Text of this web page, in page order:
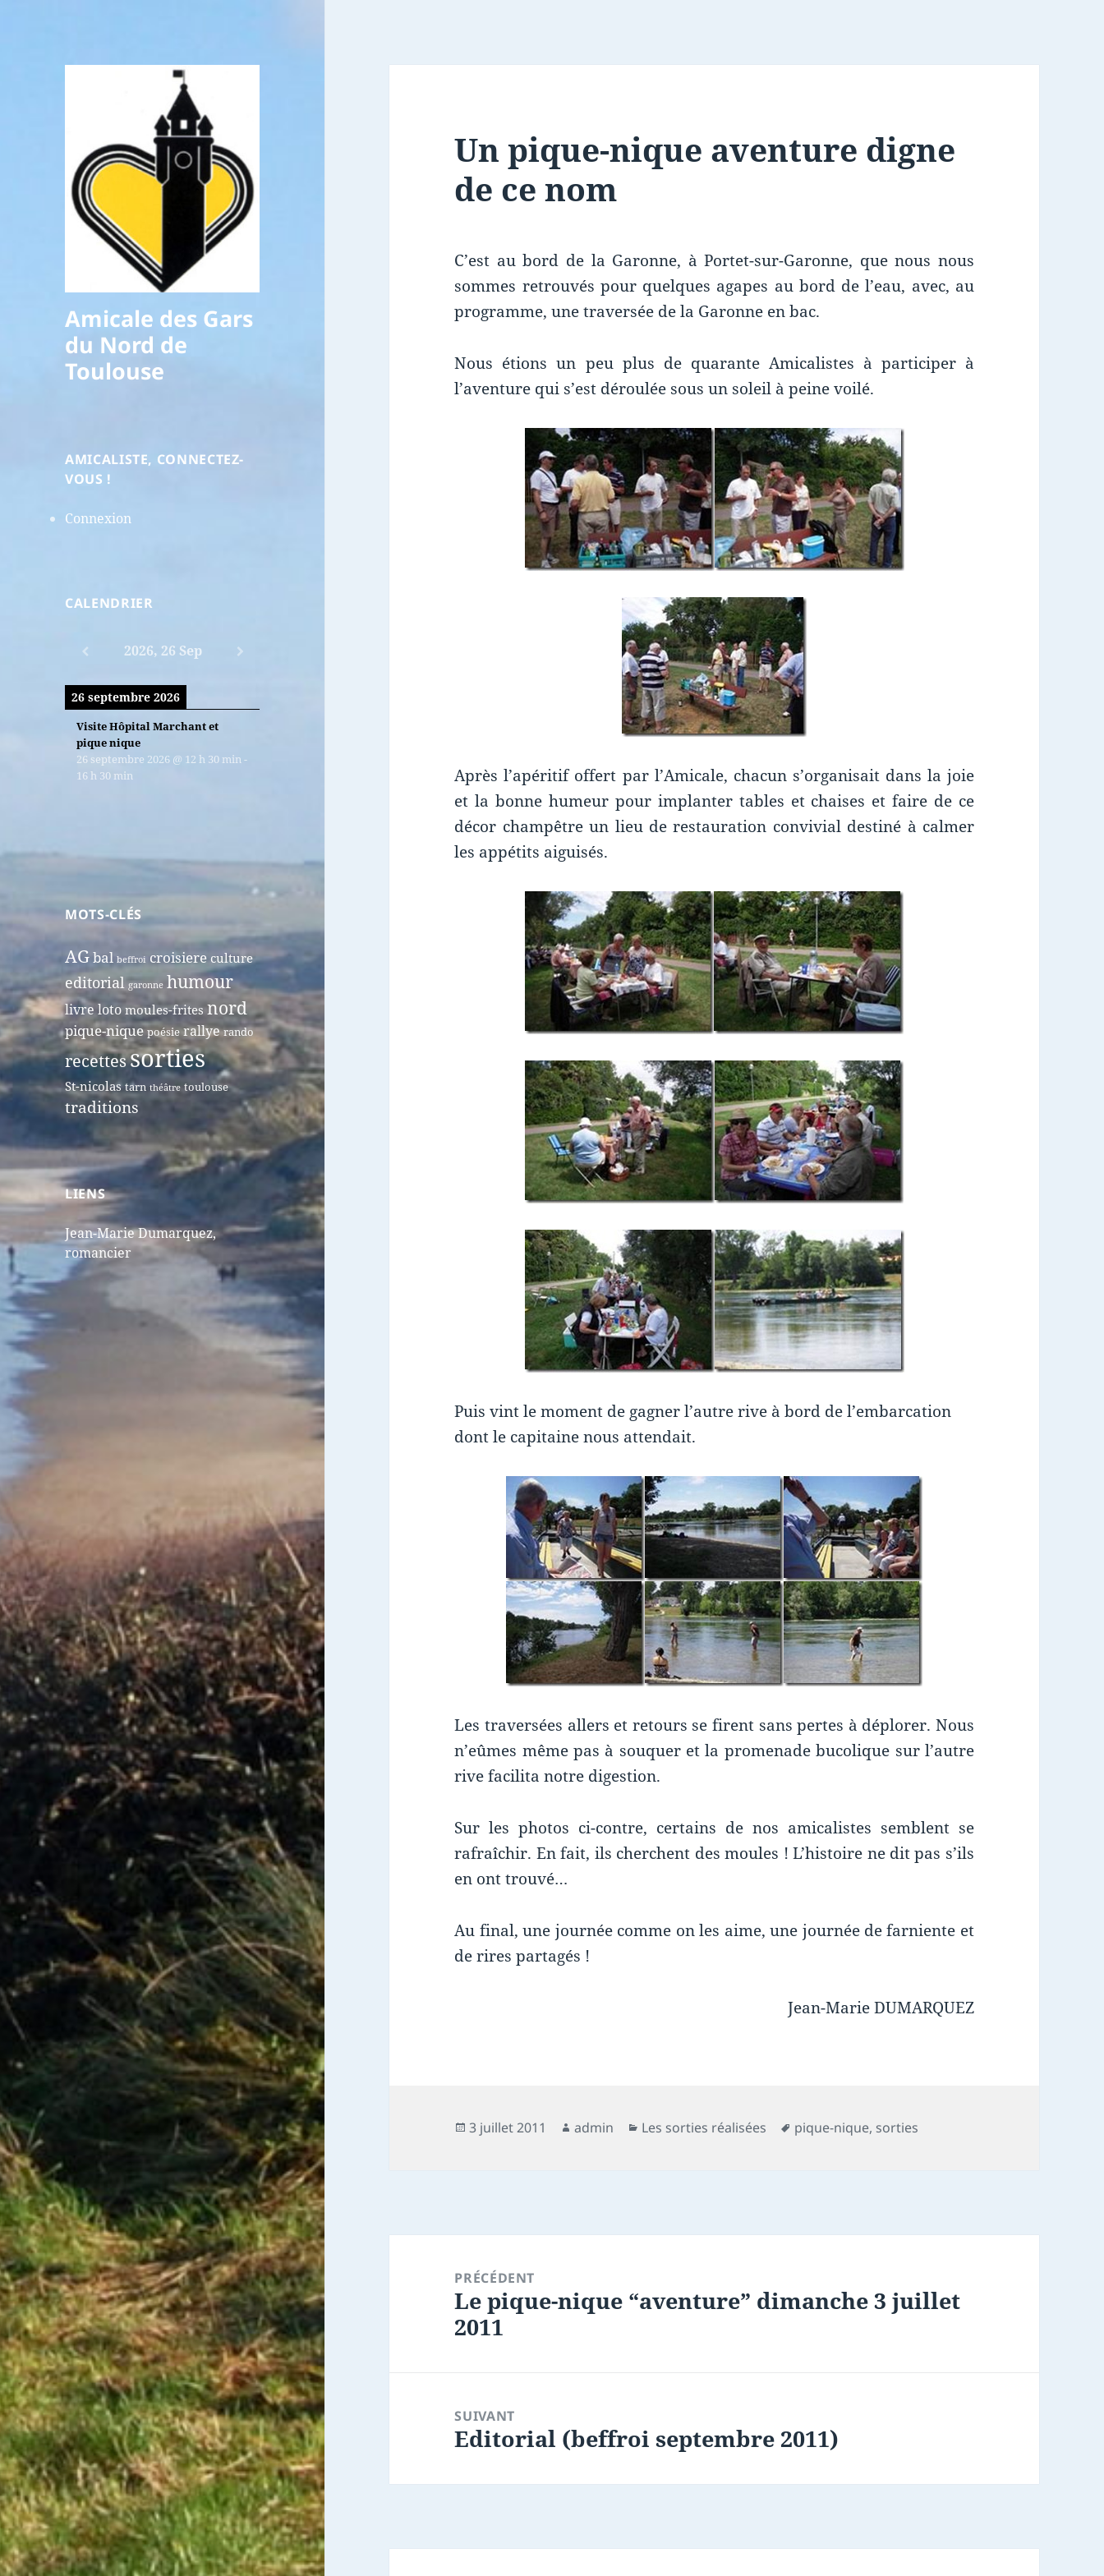
Amicale des Gars
du Nord de
Toulouse
AMICALISTE, CONNECTEZ-
VOUS !
Connexion
CALENDRIER
2026, 26 Sep
26 septembre 2026
Visite Hôpital Marchant et
pique nique
26 septembre 2026 @ 12 h 30 min-
16 h 30 min
MOTS-CLÉS
AGbal beffroi croisiere culture
editorial garonne humour
livre lotomoules-frites nord
pique-nique poésie rallye rando
recettessorties
St-nicolas tarn théâtre toulouse
traditions
LIENS
Jean-Marie Dumarquez,
romancier
Un pique-nique aventure digne
de ce nom
C’est au bord de la Garonne, à Portet-sur-Garonne, que nous nous
sommes retrouvés pour quelques agapes au bord de l’eau, avec, au
programme, une traversée de la Garonne en bac.
Nous étions un peu plus de quarante Amicalistes à participer à
l’aventure qui s’est déroulée sous un soleil à peine voilé.
Après l’apéritif offert par l’Amicale, chacun s’organisait dans la joie
et la bonne humeur pour implanter tables et chaises et faire de ce
décor champêtre un lieu de restauration convivial destiné à calmer
les appétits aiguisés.
Puis vint le moment de gagner l’autre rive à bord de l’embarcation
dont le capitaine nous attendait.
Les traversées allers et retours se firent sans pertes à déplorer. Nous
n’eûmes même pas à souquer et la promenade bucolique sur l’autre
rive facilita notre digestion.
Sur les photos ci-contre, certains de nos amicalistes semblent se
rafraîchir. En fait, ils cherchent des moules ! L’histoire ne dit pas s’ils
en ont trouvé…
Au final, une journée comme on les aime, une journée de farniente et
de rires partagés !
Jean-Marie DUMARQUEZ
Publié
3 juillet 2011 Auteur
admin Catégories
Les sorties réalisées
Mots-
pique-nique, sorties
PRÉCÉDENT
Article
précédent :
Le pique-nique “aventure” dimanche 3 juillet
2011
SUIVANT
Article
Editorial (beffroi septembre 2011)